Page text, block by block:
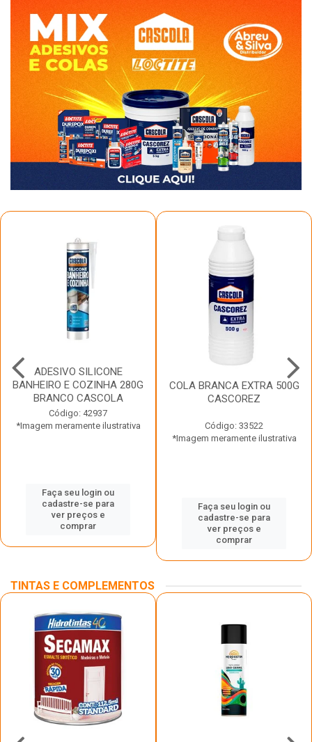
ADESIVO SILICONE
BANHEIRO E COZINHA 280G
BRANCO CASCOLA
Código: 42937
*Imagem meramente ilustrativa
Faça seu login ou
cadastre-se para
ver preços e
comprar
COLA BRANCA EXTRA 500G
CASCOREZ
Código: 33522
*Imagem meramente ilustrativa
Faça seu login ou
cadastre-se para
ver preços e
comprar
TINTAS E COMPLEMENTOS